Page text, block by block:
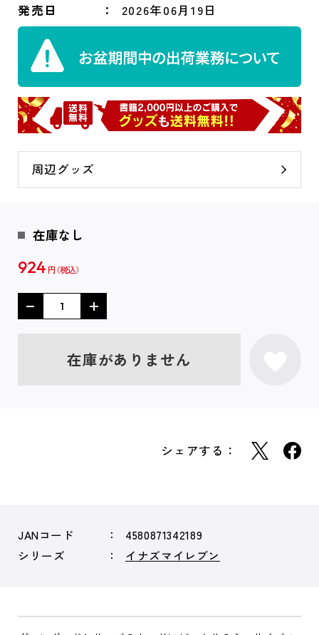
発売日 2026年06月19日
周辺グッズ
在庫なし
924 円
在庫がありません
シェアする：
JANコード
4580871342189
シリーズ
イナズマイレブン